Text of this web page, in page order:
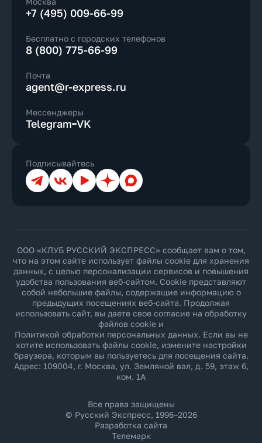
+7 (495) 009-66-99
Бесплатно с городских телефонов
8 (800) 775-66-99
Почта
agent@r-express.ru
Мессенджеры
Telegram VK
Подписывайтесь
ТелеграмВКонтакте
YouTubeДзен Max
ООО «КЛУБ РУССКИЙ ЭКСПРЕСС» сообщает вам о том,
что на этом сайте использует файлы cookie для хранения
данных, с целью персонализации сервисов и повышения
удобства пользования веб-сайтом. Cookie представляют
собой небольшие файлы, содержащие информацию о
предыдущих посещениях веб-сайта. Продолжая
использовать сайт, вы даете свое согласие на обработку
файлов cookie и
Политикой обработки персональных данных. Если вы не
хотите использовать файлы cookie, измените настройки
браузера, которым вы пользуетесь для посещения сайта.
Адрес: 109004, г. Москва, ул. Земляной вал, д. 59, этаж 6,
ком. 1А
Все права защищены
© Русский Экспресс, 1996–2026
Разработка сайта
Телемарк